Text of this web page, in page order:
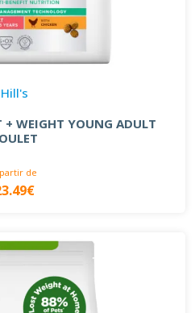
Hill's
WEIGHT YOUNG ADULT
de